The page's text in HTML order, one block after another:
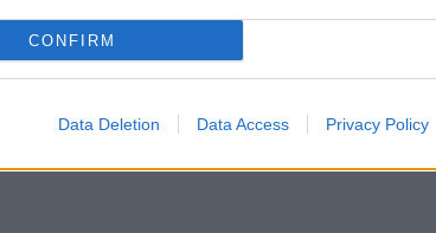
CONFIRM
Data Deletion Data Access Privacy Policy